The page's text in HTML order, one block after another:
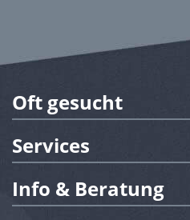
Oft gesucht
Services
Info & Beratung